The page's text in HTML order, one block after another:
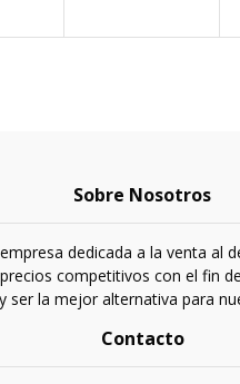
Sobre Nosotros
dedicada a la venta al
competitivos con el fin
ser la mejor alternativa para
Contacto